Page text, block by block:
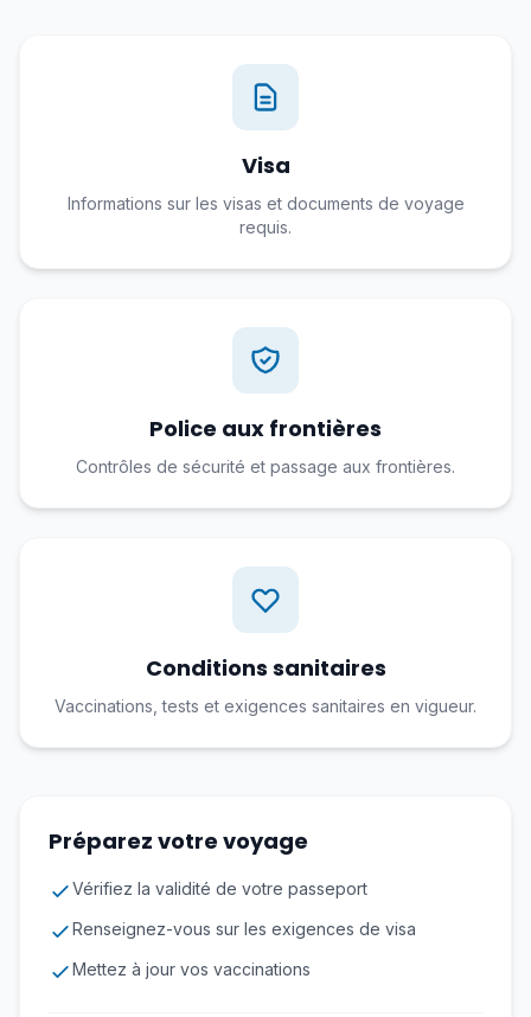
Visa
Informations sur les visas et documents de voyage
requis.
Police aux frontières
Contrôles de sécurité et passage aux frontières.
Conditions sanitaires
Vaccinations, tests et exigences sanitaires en vigueur.
Préparez votre voyage
Vérifiez la validité de votre passeport
Renseignez-vous sur les exigences de visa
Mettez à jour vos vaccinations